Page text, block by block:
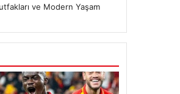
ve Modern Yaşam